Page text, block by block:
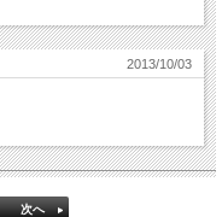
2013/10/03
次へ